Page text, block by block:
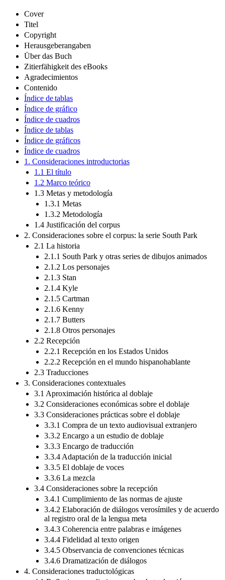
Cover
Titel
Copyright
Herausgeberangaben
Über das Buch
Zitierfähigkeit des eBooks
Agradecimientos
Contenido
Índice de tablas
Índice de gráfico
Índice de cuadros
Índice de tablas
Índice de gráficos
Índice de cuadros
1. Consideraciones introductorias
1.1 El título
1.2 Marco teórico
1.3 Metas y metodología
1.3.1 Metas
1.3.2 Metodología
1.4 Justificación del corpus
2. Consideraciones sobre el corpus: la serie South Park
2.1 La historia
2.1.1 South Park y otras series de dibujos animados
2.1.2 Los personajes
2.1.3 Stan
2.1.4 Kyle
2.1.5 Cartman
2.1.6 Kenny
2.1.7 Butters
2.1.8 Otros personajes
2.2 Recepción
2.2.1 Recepción en los Estados Unidos
2.2.2 Recepción en el mundo hispanohablante
2.3 Traducciones
3. Consideraciones contextuales
3.1 Aproximación histórica al doblaje
3.2 Consideraciones económicas sobre el doblaje
3.3 Consideraciones prácticas sobre el doblaje
3.3.1 Compra de un texto audiovisual extranjero
3.3.2 Encargo a un estudio de doblaje
3.3.3 Encargo de traducción
3.3.4 Adaptación de la traducción inicial
3.3.5 El doblaje de voces
3.3.6 La mezcla
3.4 Consideraciones sobre la recepción
3.4.1 Cumplimiento de las normas de ajuste
3.4.2 Elaboración de diálogos verosímiles y de acuerdo
al registro oral de la lengua meta
3.4.3 Coherencia entre palabras e imágenes
3.4.4 Fidelidad al texto origen
3.4.5 Observancia de convenciones técnicas
3.4.6 Dramatización de diálogos
4. Consideraciones traductológicas